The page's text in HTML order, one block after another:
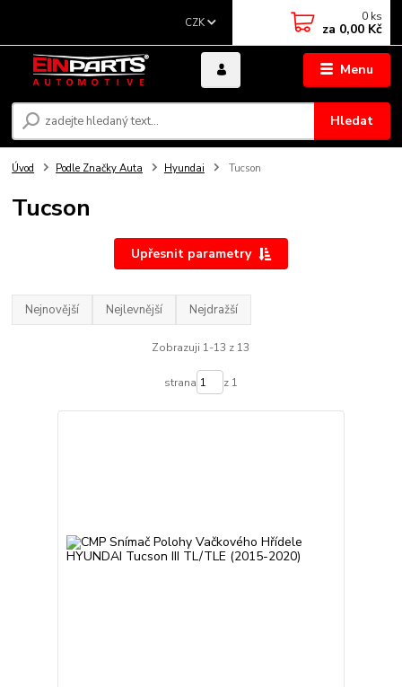
Menu
CZK
Hledat
0 ks
za 0,00 Kč
Úvod Podle Značky Auta Hyundai Tucson
Tucson
Upřesnit parametry
Nejnovější Nejlevnější Nejdražší
Zobrazuji 1-13 z 13
strana z 1